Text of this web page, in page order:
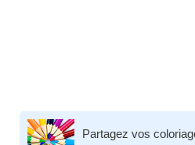
Partagez vos